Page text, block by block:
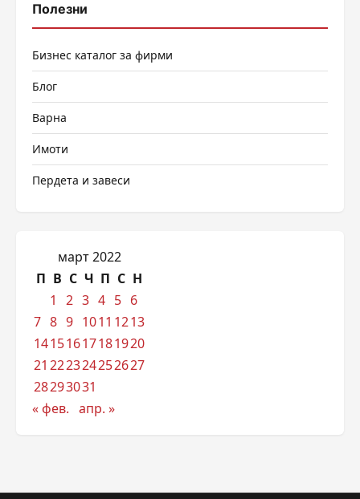
Полезни
Бизнес каталог за фирми
Блог
Варна
Имоти
Пердета и завеси
март 2022
П В С Ч П С Н
1
2 3 4 5 6
7 8 9 1011 1213
14151617181920
21 222324252627
28293031
« фев. апр. »